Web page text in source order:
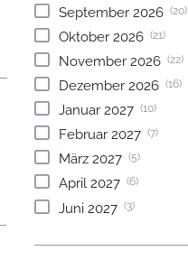
September 2026 (20)
Oktober 2026 (21)
November 2026 (22)
Dezember 2026 (16)
Januar 2027 (10)
Februar 2027 (7)
März 2027 (5)
April 2027 (6)
Juni 2027 (3)